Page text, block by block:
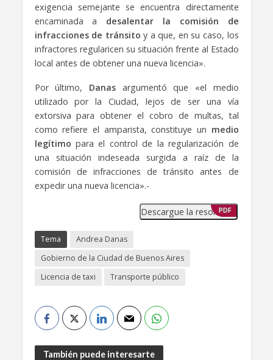
exigencia semejante se encuentra directamente
encaminada a desalentar la comisión de
infracciones de tránsito y a que, en su caso, los
infractores regularicen su situación frente al Estado
local antes de obtener una nueva licencia».
Por último, Danasargumentó que «el medio
utilizado por la Ciudad, lejos de ser una vía
extorsiva para obtener el cobro de multas, tal
como refiere el amparista, constituye un medio
legítimo para el control de la regularización de
una situación indeseada surgida a raíz de la
comisión de infracciones de tránsito antes de
expedir una nueva licencia».-
Descargue la resolución
PDF
Tema
Andrea Danas
Gobierno de la Ciudad de Buenos Aires
Licencia de taxi
Transporte público
También puede interesarte